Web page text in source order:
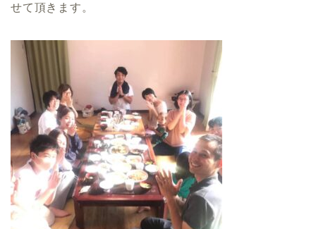
せて頂きます。